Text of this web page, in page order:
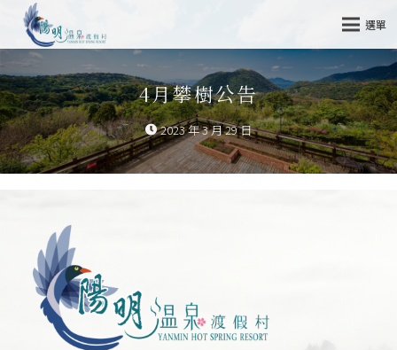
選單
4月攀樹公告
2023 年 3 月 29 日